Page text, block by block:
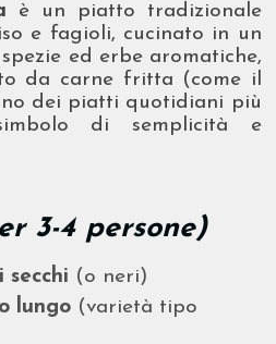
è un piatto tradizionale
e fagioli, cucinato in un
ed erbe aromatiche,
da carne fritta (come il
dei piatti quotidiani più
di semplicità e
3-4 persone)
secchi (o neri)
lungo (varietà tipo